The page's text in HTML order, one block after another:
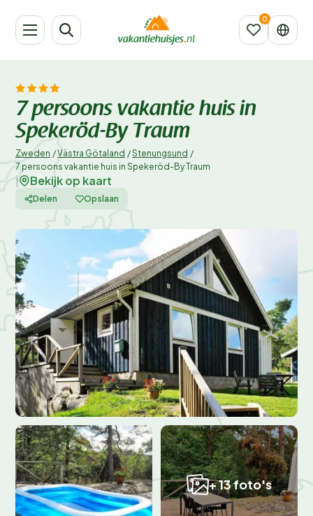
7 persoons vakantie huis in
Spekeröd-By Traum
Zweden /Västra Götaland /Stenungsund /
7 persoons vakantie huis in Spekeröd-By Traum
Bekijk op kaart
Delen Opslaan
+ 13 foto's